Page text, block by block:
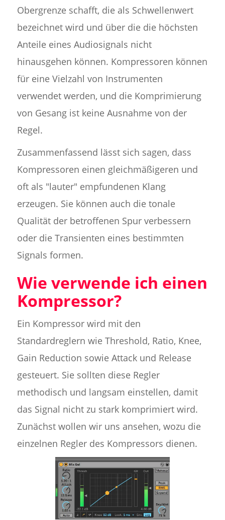
Obergrenze schafft, die als Schwellenwert
bezeichnet wird und über die die höchsten
Anteile eines Audiosignals nicht
hinausgehen können. Kompressoren können
für eine Vielzahl von Instrumenten
verwendet werden, und die Komprimierung
von Gesang ist keine Ausnahme von der
Regel.
Zusammenfassend lässt sich sagen, dass
Kompressoren einen gleichmäßigeren und
oft als "lauter" empfundenen Klang
erzeugen. Sie können auch die tonale
Qualität der betroffenen Spur verbessern
oder die Transienten eines bestimmten
Signals formen.
Wie verwende ich einen
Kompressor?
Ein Kompressor wird mit den
Standardreglern wie Threshold, Ratio, Knee,
Gain Reduction sowie Attack und Release
gesteuert. Sie sollten diese Regler
methodisch und langsam einstellen, damit
das Signal nicht zu stark komprimiert wird.
Zunächst wollen wir uns ansehen, wozu die
einzelnen Regler des Kompressors dienen.